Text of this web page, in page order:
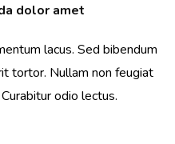
dolor amet
lacus. Sed bibendum
tortor. Nullam non feugiat
odio lectus.